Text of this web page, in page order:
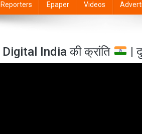
Reporters Epaper Videos
Digital India की क्रांति |